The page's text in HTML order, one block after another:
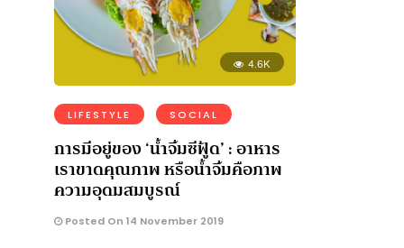
4.6K
LIFESTYLE SOCIAL
การมีอยู่ของ ‘น้ำจิ้มซีฟู้ด’ : อาหาร
เราขาดคุณภาพ หรือน้ำจิ้มคือภาพ
ความอุดมสมบูรณ์
Posted On 14 November 2019